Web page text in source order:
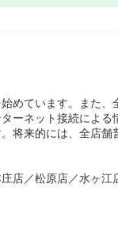
めています。また、
ーネット接続による
将来的には、全店舗
店／松原店／水ヶ江